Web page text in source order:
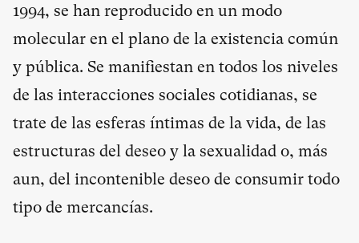
1994, se han reproducido en un modo
molecular en el plano de la existencia común
y pública. Se manifiestan en todos los niveles
de las interacciones sociales cotidianas, se
trate de las esferas íntimas de la vida, de las
estructuras del deseo y la sexualidad o, más
aun, del incontenible deseo de consumir todo
tipo de mercancías.